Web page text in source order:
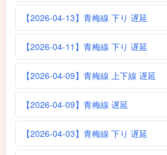
【2026-04-13】青梅線 下り 遅延
【2026-04-11】青梅線 下り 遅延
【2026-04-09】青梅線 上下線 遅延
【2026-04-09】青梅線 遅延
【2026-04-03】青梅線 下り 遅延